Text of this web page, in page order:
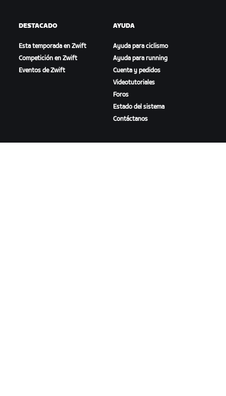
DESTACADO
Esta temporada en Zwift
Competición en Zwift
Eventos de Zwift
AYUDA
Ayuda para ciclismo
Ayuda para running
Cuenta y pedidos
Videotutoriales
Foros
Estado del sistema
Contáctanos